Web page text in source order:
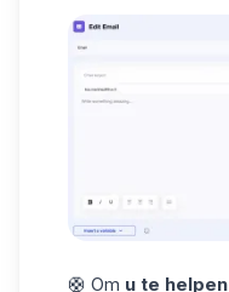
🛟 Om u te helpen